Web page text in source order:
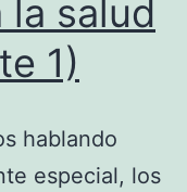
la salud
1)
hablando
especial, los